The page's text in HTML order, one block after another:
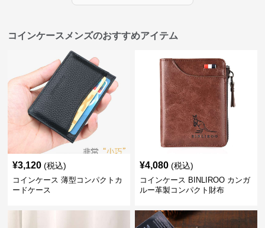
コインケースメンズのおすすめアイテム
¥3,120 (税込)
コインケース 薄型コンパクトカ
ードケース
¥4,080 (税込)
コインケース BINLIROO カンガ
ルー革製コンパクト財布